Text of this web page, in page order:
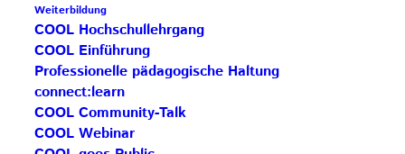
Weiterbildung
COOL Hochschullehrgang
COOL Einführung
Professionelle pädagogische Haltung
connect:learn
COOL Community-Talk
COOL Webinar